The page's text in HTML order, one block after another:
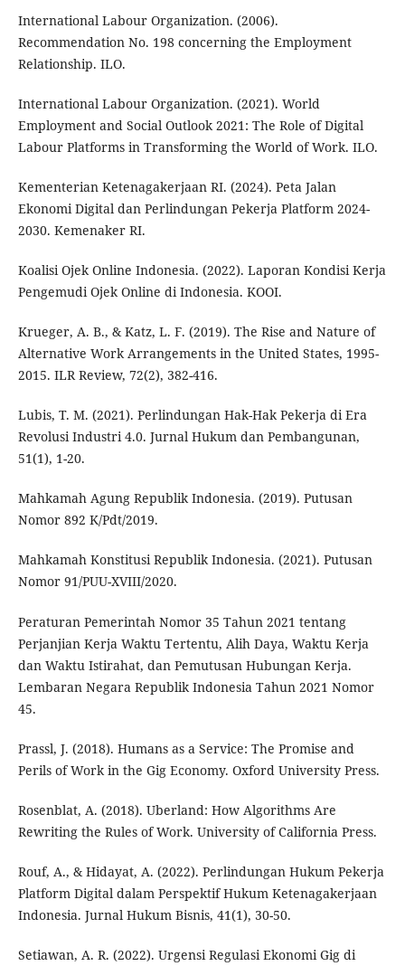
International Labour Organization. (2006).
Recommendation No. 198 concerning the Employment
Relationship. ILO.
International Labour Organization. (2021). World
Employment and Social Outlook 2021: The Role of Digital
Labour Platforms in Transforming the World of Work. ILO.
Kementerian Ketenagakerjaan RI. (2024). Peta Jalan
Ekonomi Digital dan Perlindungan Pekerja Platform 2024-
2030. Kemenaker RI.
Koalisi Ojek Online Indonesia. (2022). Laporan Kondisi Kerja
Pengemudi Ojek Online di Indonesia. KOOI.
Krueger, A. B., & Katz, L. F. (2019). The Rise and Nature of
Alternative Work Arrangements in the United States, 1995-
2015. ILR Review, 72(2), 382-416.
Lubis, T. M. (2021). Perlindungan Hak-Hak Pekerja di Era
Revolusi Industri 4.0. Jurnal Hukum dan Pembangunan,
51(1), 1-20.
Mahkamah Agung Republik Indonesia. (2019). Putusan
Nomor 892 K/Pdt/2019.
Mahkamah Konstitusi Republik Indonesia. (2021). Putusan
Nomor 91/PUU-XVIII/2020.
Peraturan Pemerintah Nomor 35 Tahun 2021 tentang
Perjanjian Kerja Waktu Tertentu, Alih Daya, Waktu Kerja
dan Waktu Istirahat, dan Pemutusan Hubungan Kerja.
Lembaran Negara Republik Indonesia Tahun 2021 Nomor
45.
Prassl, J. (2018). Humans as a Service: The Promise and
Perils of Work in the Gig Economy. Oxford University Press.
Rosenblat, A. (2018). Uberland: How Algorithms Are
Rewriting the Rules of Work. University of California Press.
Rouf, A., & Hidayat, A. (2022). Perlindungan Hukum Pekerja
Platform Digital dalam Perspektif Hukum Ketenagakerjaan
Indonesia. Jurnal Hukum Bisnis, 41(1), 30-50.
Setiawan, A. R. (2022). Urgensi Regulasi Ekonomi Gig di